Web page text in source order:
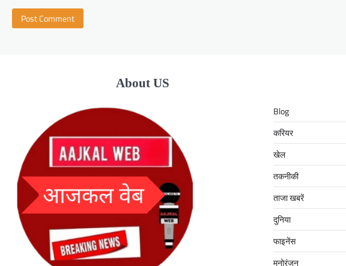
About US
Blog
करियर
खेल
तकनीकी
ताजा खबरें
दुनिया
फाइनेंस
मनोरंजन